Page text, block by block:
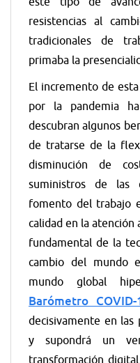
resistencias al
tradicionales de
primaba la
El incremento de
por la pandemia
descubran algunos
de tratarse de la
disminución de
suministros de las
fomento del trabajo
calidad en la atención
fundamental de la
cambio del mundo
mundo global
Barómetro
decisivamente en las
y supondrá un
transformación